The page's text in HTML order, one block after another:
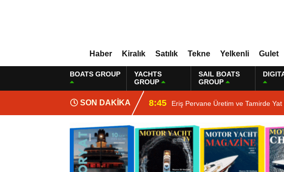
Haber Kiralık Satılık Tekne Yelkenli Gulet
BOATS GROUP
YACHTS
GROUP
SAIL BOATS
GROUP
SON DAKİKA 8:45 Eriş Pervane Üretim ve Tamirde Yat